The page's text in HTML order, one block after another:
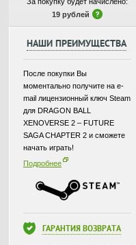
19 рублей
НАШИ ПРЕИМУЩЕСТВА
После покупки Вы
моментально получите на e-
mail лицензионный ключ Steam
для DRAGON BALL
XENOVERSE 2 – FUTURE
SAGA CHAPTER 2 и сможете
начать играть!
Подробнее
ГАРАНТИЯ ВОЗВРАТА